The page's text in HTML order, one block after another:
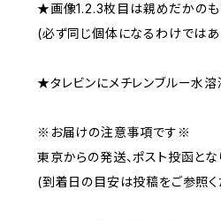
★画像1.2.3枚目は親めだかのも
(必ず同じ個体になるわけではあ
★タレビンにメチレンブルー水溶
※お届けの注意事項です※
東京からの発送、ポスト投函とな
(到着日の目安は投稿をご参照く